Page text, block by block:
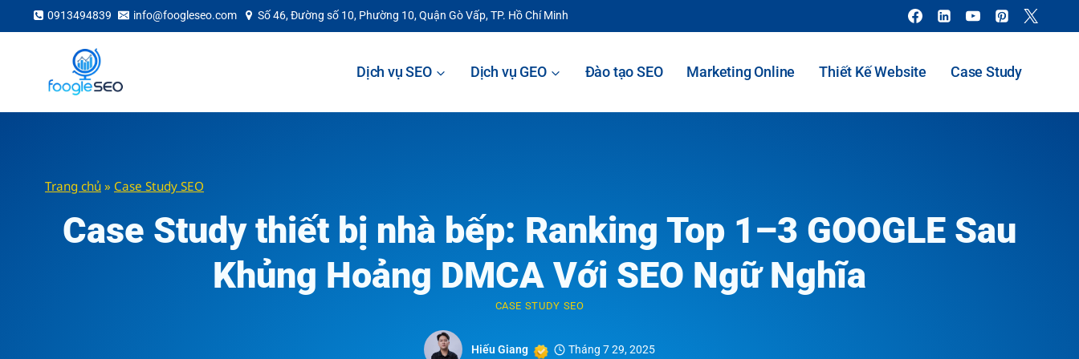
to
0913494839 info@foogleseo.com Số 46, Đường số 10, Phường 10, Quận Gò Vấp, TP. Hồ Chí Minh
Dịch vụ SEO Dịch vụ GEO Đào tạo SEO Marketing Online Thiết Kế Website Case Study
Trang chủ » Case Study SEO
Case Study thiết bị nhà bếp: Ranking Top 1–3 GOOGLE Sau
Khủng Hoảng DMCA Với SEO Ngữ Nghĩa
CASE STUDY SEO
Hiếu Giang Tháng 7 29, 2025